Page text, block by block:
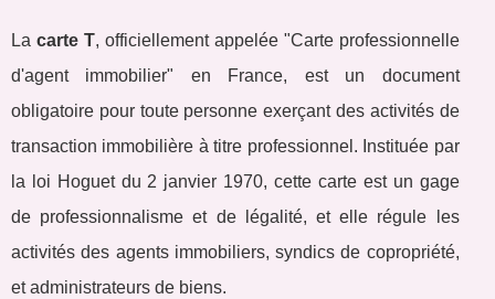
La carte T, officiellement appelée "Carte professionnelle
d'agent immobilier" en France, est un document
obligatoire pour toute personne exerçant des activités de
transaction immobilière à titre professionnel. Instituée par
la loi Hoguet du 2 janvier 1970, cette carte est un gage
de professionnalisme et de légalité, et elle régule les
activités des agents immobiliers, syndics de copropriété,
et administrateurs de biens.